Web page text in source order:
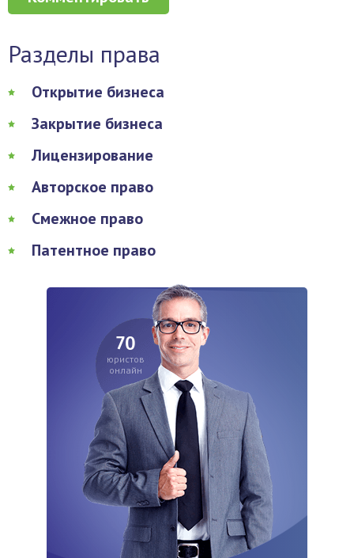
Разделы права
Открытие бизнеса
Закрытие бизнеса
Лицензирование
Авторское право
Смежное право
Патентное право
70
юристов
онлайн